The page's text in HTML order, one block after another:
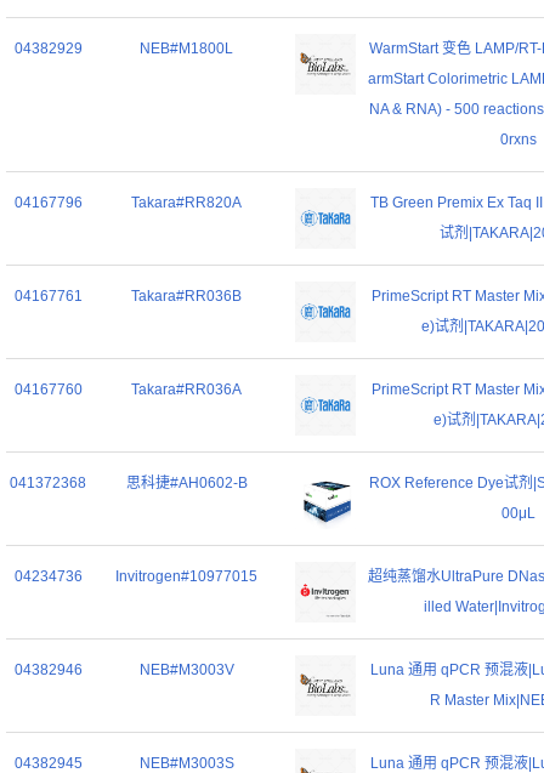
04382929 NEB#M1800L
WarmStart 变色 LAMP/
armStart Colorimetric
NA & RNA) - 500
0rxns
04167796 Takara#RR820A
TB Green Premix Ex Taq
试剂
04167761 Takara#RR036B
PrimeScript RT Master
e)试剂
04167760 Takara#RR036A
PrimeScript RT Master
e)试剂
041372368 思科捷#AH0602-B
ROX Reference Dye试剂
00μL
04234736 Invitrogen#10977015
超纯蒸馏水UltraPure
illed
04382946 NEB#M3003V
Luna 通用 qPCR 预混液
R Master
04382945 NEB#M3003S
Luna 通用 qPCR 预混液